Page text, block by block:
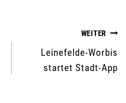
WEITER
Leinefelde-Worbis
startet Stadt-App